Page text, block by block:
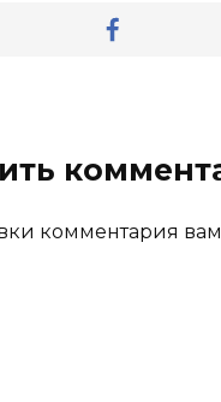
комментария